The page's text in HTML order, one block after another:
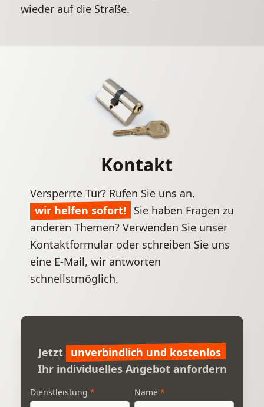
wieder auf die Straße.
Kontakt
Versperrte Tür? Rufen Sie uns an,
wir helfen sofort!
Sie haben Fragen zu
anderen Themen? Verwenden Sie unser
Kontaktformular oder schreiben Sie uns
eine E-Mail, wir antworten
schnellstmöglich.
Jetzt unverbindlich und kostenlos
Ihr individuelles Angebot anfordern
Anliegen
Dienstleistung * Name
Name *